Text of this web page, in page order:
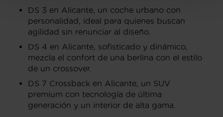
DS 3 en Alicante, un coche urbano con
personalidad, ideal para quienes buscan
agilidad sin renunciar al diseño.
DS 4 en Alicante, sofisticado y dinámico,
mezcla el confort de una berlina con el estilo
de un crossover.
DS 7 Crossback en Alicante, un SUV
premium con tecnología de última
generación y un interior de alta gama.